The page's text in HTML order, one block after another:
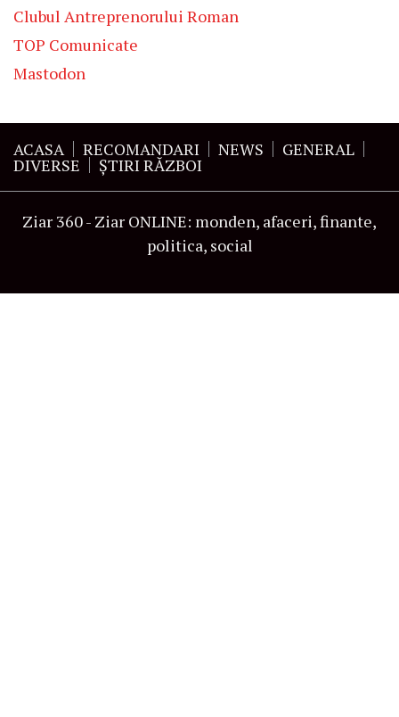
Clubul Antreprenorului Roman
TOP Comunicate
Mastodon
ACASA RECOMANDARI NEWS GENERAL
DIVERSE ŞTIRI RĂZBOI
Ziar 360 - Ziar ONLINE: monden, afaceri, finante,
politica, social